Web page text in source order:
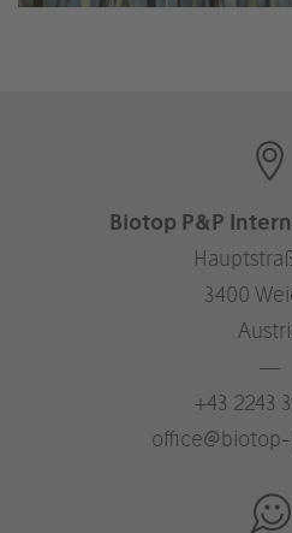
Biotop P&P
3400
—
+43 2243